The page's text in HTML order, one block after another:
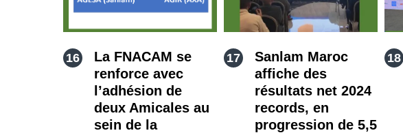
La FNACAM se
renforce avec
l’adhésion de
deux Amicales au
sein de la
Sanlam Maroc
affiche des
résultats net 2024
records, en
progression de 5,5